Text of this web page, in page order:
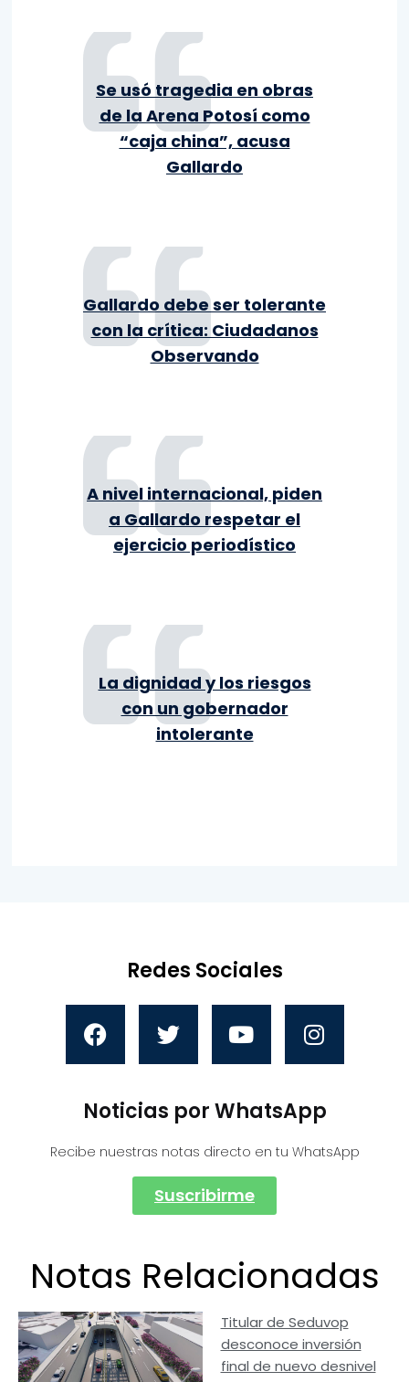
Se usó tragedia en obras
de la Arena Potosí como
“caja china”, acusa
Gallardo
Gallardo debe ser tolerante
con la crítica: Ciudadanos
Observando
A nivel internacional, piden
a Gallardo respetar el
ejercicio periodístico
La dignidad y los riesgos
con un gobernador
intolerante
Redes Sociales
Noticias por WhatsApp
Recibe nuestras notas directo en tu WhatsApp
Suscribirme
Notas Relacionadas
Titular de Seduvop
desconoce inversión
final de nuevo desnivel